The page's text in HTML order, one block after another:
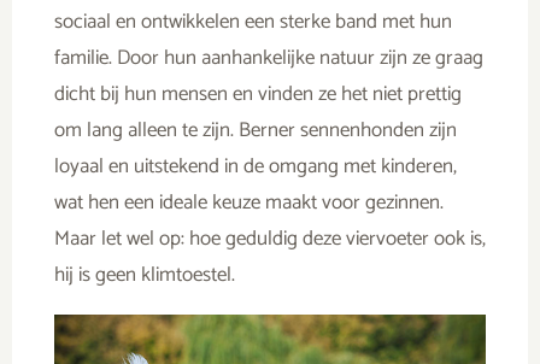
sociaal en ontwikkelen een sterke band met hun
familie. Door hun aanhankelijke natuur zijn ze graag
dicht bij hun mensen en vinden ze het niet prettig
om lang alleen te zijn. Berner sennenhonden zijn
loyaal en uitstekend in de omgang met kinderen,
wat hen een ideale keuze maakt voor gezinnen.
Maar let wel op: hoe geduldig deze viervoeter ook is,
hij is geen klimtoestel.